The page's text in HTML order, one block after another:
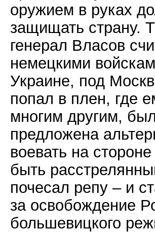
оружием в руках
защищать страну.
генерал Власов
немецкими
Украине, под
попал в плен, где
многим другим,
предложена
воевать на
быть
почесал репу – и
за освобождение
большевицкого